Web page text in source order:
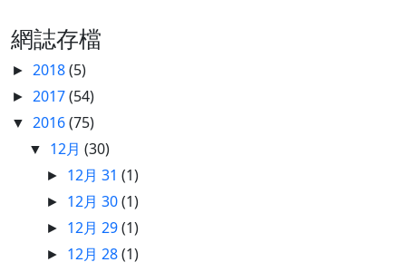
網誌存檔
► 2018(5)
► 2017(54)
▼ 2016(75)
▼ 12月(30)
► 12月 31(1)
► 12月 30(1)
► 12月 29(1)
► 12月 28(1)